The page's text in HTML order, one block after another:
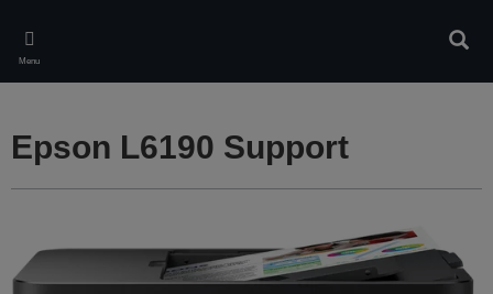
main
content
Menu
Epson L6190 Support